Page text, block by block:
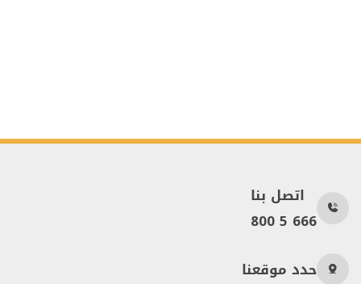
اتصل بنا
800 5 666
حدد موقعنا